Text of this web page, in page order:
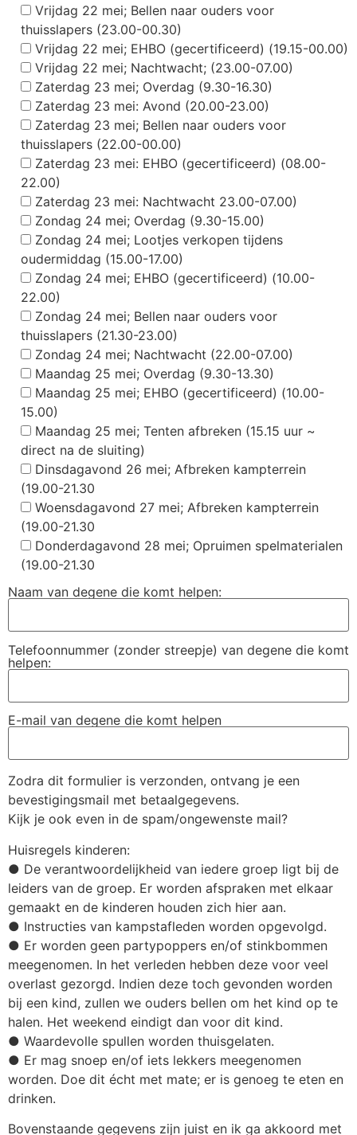
Vrijdag 22 mei; Bellen naar ouders voor
thuisslapers (23.00-00.30)
Vrijdag 22 mei; EHBO (gecertificeerd) (19.15-00.00)
Vrijdag 22 mei; Nachtwacht; (23.00-07.00)
Zaterdag 23 mei; Overdag (9.30-16.30)
Zaterdag 23 mei: Avond (20.00-23.00)
Zaterdag 23 mei; Bellen naar ouders voor
thuisslapers (22.00-00.00)
Zaterdag 23 mei: EHBO (gecertificeerd) (08.00-
22.00)
Zaterdag 23 mei: Nachtwacht 23.00-07.00)
Zondag 24 mei; Overdag (9.30-15.00)
Zondag 24 mei; Lootjes verkopen tijdens
oudermiddag (15.00-17.00)
Zondag 24 mei; EHBO (gecertificeerd) (10.00-
22.00)
Zondag 24 mei; Bellen naar ouders voor
thuisslapers (21.30-23.00)
Zondag 24 mei; Nachtwacht (22.00-07.00)
Maandag 25 mei; Overdag (9.30-13.30)
Maandag 25 mei; EHBO (gecertificeerd) (10.00-
15.00)
Maandag 25 mei; Tenten afbreken (15.15 uur ~
direct na de sluiting)
Dinsdagavond 26 mei; Afbreken kampterrein
(19.00-21.30
Woensdagavond 27 mei; Afbreken kampterrein
(19.00-21.30
Donderdagavond 28 mei; Opruimen spelmaterialen
(19.00-21.30
Naam van degene die komt helpen:
Telefoonnummer (zonder streepje) van degene die komt
helpen:
E-mail van degene die komt helpen
Zodra dit formulier is verzonden, ontvang je een
bevestigingsmail met betaalgegevens.
Kijk je ook even in de spam/ongewenste mail?
Huisregels kinderen:
● De verantwoordelijkheid van iedere groep ligt bij de
leiders van de groep. Er worden afspraken met elkaar
gemaakt en de kinderen houden zich hier aan.
● Instructies van kampstafleden worden opgevolgd.
● Er worden geen partypoppers en/of stinkbommen
meegenomen. In het verleden hebben deze voor veel
overlast gezorgd. Indien deze toch gevonden worden
bij een kind, zullen we ouders bellen om het kind op te
halen. Het weekend eindigt dan voor dit kind.
● Waardevolle spullen worden thuisgelaten.
● Er mag snoep en/of iets lekkers meegenomen
worden. Doe dit écht met mate; er is genoeg te eten en
drinken.
Bovenstaande gegevens zijn juist en ik ga akkoord met